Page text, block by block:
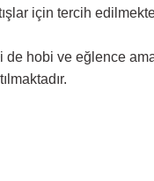
için tercih
de hobi ve eğlence